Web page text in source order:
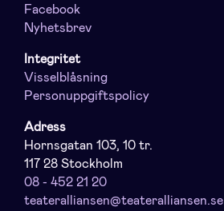
Facebook
Nyhetsbrev
Integritet
Visselblåsning
Personuppgiftspolicy
Adress
Hornsgatan 103, 10 tr.
117 28 Stockholm
08 - 452 21 20
teateralliansen@teateralliansen.se